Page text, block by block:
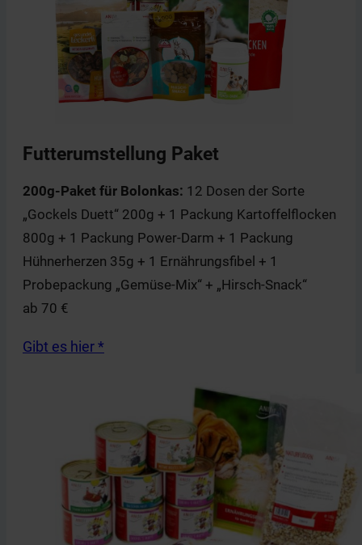
Futterumstellung Paket
200g-Paket für Bolonkas: 12 Dosen der Sorte
„Gockels Duett“ 200g + 1 Packung Kartoffelflocken
800g + 1 Packung Power-Darm + 1 Packung
Hühnerherzen 35g + 1 Ernährungsfibel + 1
Probepackung „Gemüse-Mix“ + „Hirsch-Snack“
ab 70 €
Gibt es hier *